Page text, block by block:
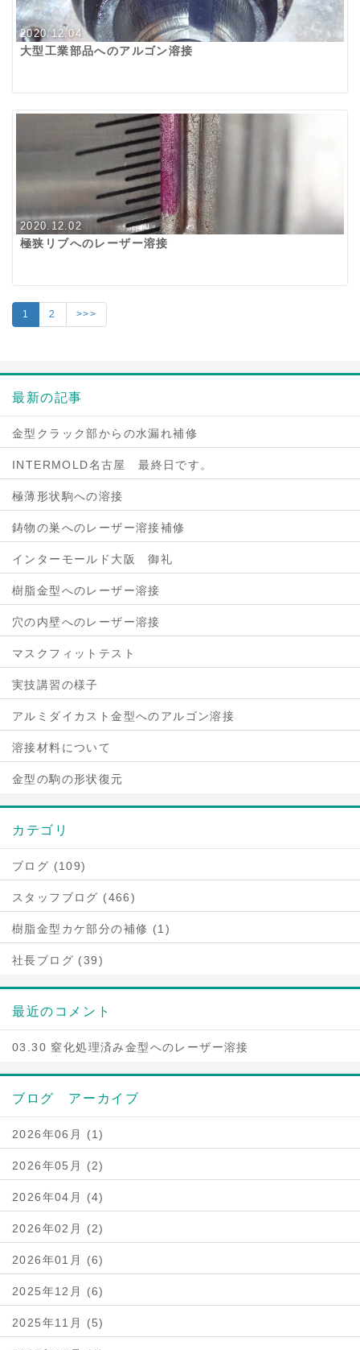
2020.12.04
大型工業部品へのアルゴン溶接
2020.12.02
極狭リブへのレーザー溶接
1 2 >>>
最新の記事
金型クラック部からの水漏れ補修
INTERMOLD名古屋 最終日です。
極薄形状駒への溶接
鋳物の巣へのレーザー溶接補修
インターモールド大阪 御礼
樹脂金型へのレーザー溶接
穴の内壁へのレーザー溶接
マスクフィットテスト
実技講習の様子
アルミダイカスト金型へのアルゴン溶接
溶接材料について
金型の駒の形状復元
カテゴリ
ブログ (109)
スタッフブログ (466)
樹脂金型カケ部分の補修 (1)
社長ブログ (39)
最近のコメント
03.30 窒化処理済み金型へのレーザー溶接
ブログ アーカイブ
2026年06月 (1)
2026年05月 (2)
2026年04月 (4)
2026年02月 (2)
2026年01月 (6)
2025年12月 (6)
2025年11月 (5)